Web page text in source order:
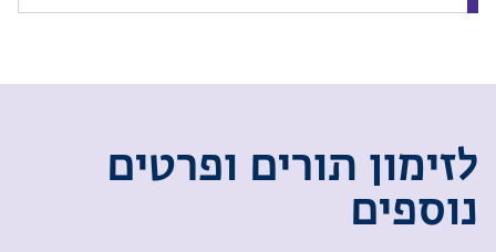
לזימון תורים ופרטים
נוספים